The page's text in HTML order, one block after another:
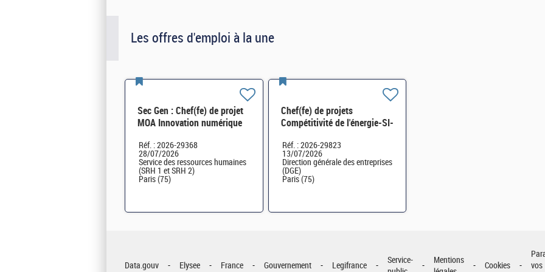
Les offres d'emploi à la une
Sec Gen : Chef(fe) de projet
MOA Innovation numérique
Réf. : 2026-29368
28/07/2026
Service des ressources humaines
(SRH 1 et SRH 2)
Paris (75)
Chef(fe) de projets
Compétitivité de l'énergie-SI-
Réf. : 2026-29823
13/07/2026
Direction générale des entreprises
(DGE)
Paris (75)
Data.gouv Elysee France Gouvernement Legifrance
Service-
Mentions
Cookies
vos